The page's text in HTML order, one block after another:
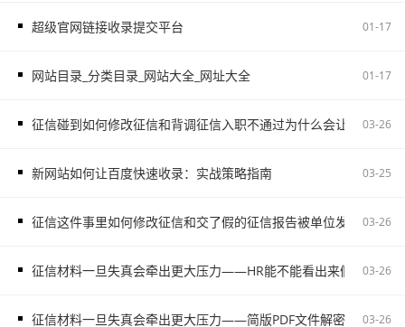
超级官网链接收录提交平台 01-17
网站目录_分类目录_网站大全_网址大全 01-17
征信碰到如何修改征信和背调征信入职不通过为什么会让自己更被
03-26
新网站如何让百度快速收录：实战策略指南 03-25
征信这件事里如何修改征信和交了假的征信报告被单位发现容易把
03-26
征信材料一旦失真会牵出更大压力——HR能不能看出来假的征信
03-26
征信材料一旦失真会牵出更大压力——简版PDF文件解密和入职征
03-26